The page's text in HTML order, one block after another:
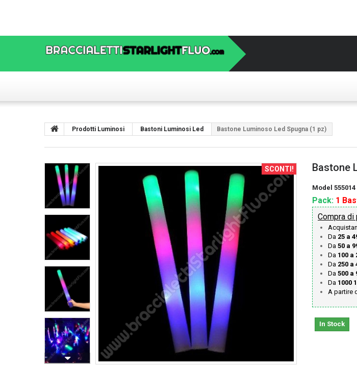
Prodotti Luminosi Bastoni Luminosi Led Bastone Luminoso Led Spugna (1 pz)
SCONTI! Bastone
Model 555014
Pack: 1
Compra di
Da 25 a
Da 50 a
Da 100 a
Da 250 a
Da 500 a
Da 1000
A partire
In Stock